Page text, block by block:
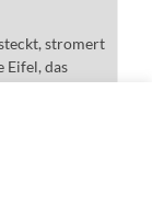
stromert
Eifel, das